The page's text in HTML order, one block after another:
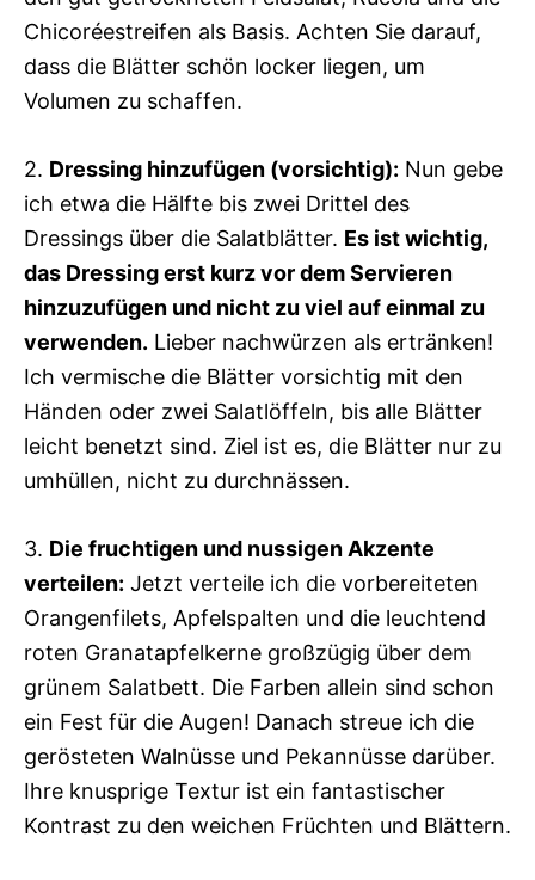
Chicoréestreifen als Basis. Achten Sie darauf,
dass die Blätter schön locker liegen, um
Volumen zu schaffen.
2. Dressing hinzufügen (vorsichtig): Nun gebe
ich etwa die Hälfte bis zwei Drittel des
Dressings über die Salatblätter. Es ist wichtig,
das Dressing erst kurz vor dem Servieren
hinzuzufügen und nicht zu viel auf einmal zu
verwenden. Lieber nachwürzen als ertränken!
Ich vermische die Blätter vorsichtig mit den
Händen oder zwei Salatlöffeln, bis alle Blätter
leicht benetzt sind. Ziel ist es, die Blätter nur zu
umhüllen, nicht zu durchnässen.
3. Die fruchtigen und nussigen Akzente
verteilen: Jetzt verteile ich die vorbereiteten
Orangenfilets, Apfelspalten und die leuchtend
roten Granatapfelkerne großzügig über dem
grünem Salatbett. Die Farben allein sind schon
ein Fest für die Augen! Danach streue ich die
gerösteten Walnüsse und Pekannüsse darüber.
Ihre knusprige Textur ist ein fantastischer
Kontrast zu den weichen Früchten und Blättern.